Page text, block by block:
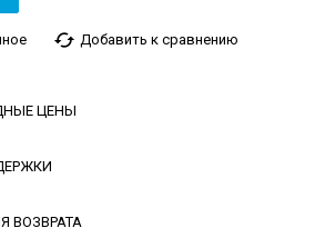
cached Добавить к сравнению
ЦЕНЫ
ВОЗВРАТА